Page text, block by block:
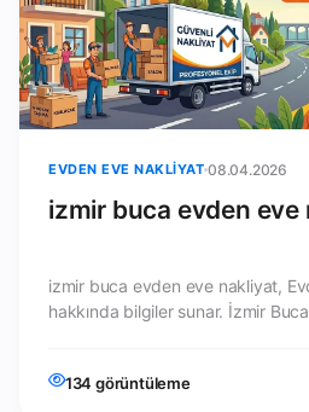
EVDEN EVE NAKLIYAT 08.04.2026
izmir buca evden eve
izmir buca evden eve nakliyat,
hakkında bilgiler sunar. İzmir
134 görüntüleme